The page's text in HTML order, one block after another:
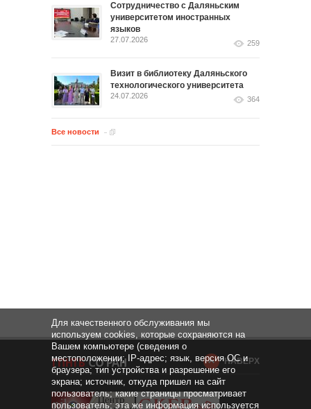
Сотрудничество с Даляньским
университетом иностранных
языков
27.07.2026 259
Визит в библиотеку Даляньского
технологического университета
24.07.2026 364
Все новости
НАВЕРХ
Для качественного обслуживания мы
используем cookies, которые сохраняются на
Вашем компьютере (сведения о
местоположении; IP-адрес; язык, версия ОС и
браузера; тип устройства и разрешение его
экрана; источник, откуда пришел на сайт
пользователь; какие страницы просматривает
пользователь; эта же информация используется